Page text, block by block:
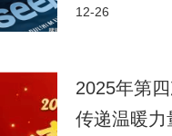
12-26
2025年第
传递温暖力